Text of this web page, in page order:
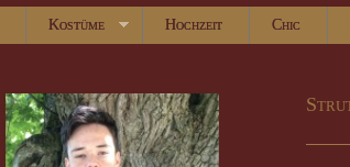
Kostüme Hochzeit Chic